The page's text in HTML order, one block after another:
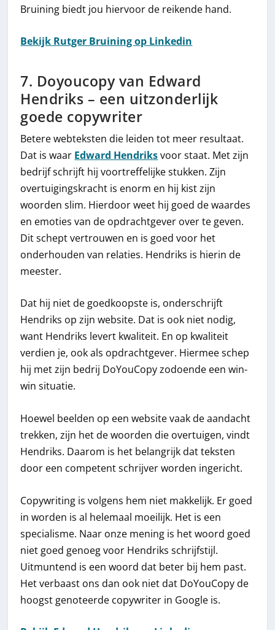
Bruining biedt jou hiervoor de reikende hand.
Bekijk Rutger Bruining op Linkedin
7. Doyoucopy van Edward
Hendriks – een uitzonderlijk
goede copywriter
Betere webteksten die leiden tot meer resultaat.
Dat is waar Edward Hendriksvoor staat. Met zijn
bedrijf schrijft hij voortreffelijke stukken. Zijn
overtuigingskracht is enorm en hij kist zijn
woorden slim. Hierdoor weet hij goed de waardes
en emoties van de opdrachtgever over te geven.
Dit schept vertrouwen en is goed voor het
onderhouden van relaties. Hendriks is hierin de
meester.
Dat hij niet de goedkoopste is, onderschrijft
Hendriks op zijn website. Dat is ook niet nodig,
want Hendriks levert kwaliteit. En op kwaliteit
verdien je, ook als opdrachtgever. Hiermee schep
hij met zijn bedrij DoYouCopy zodoende een win-
win situatie.
Hoewel beelden op een website vaak de aandacht
trekken, zijn het de woorden die overtuigen, vindt
Hendriks. Daarom is het belangrijk dat teksten
door een competent schrijver worden ingericht.
Copywriting is volgens hem niet makkelijk. Er goed
in worden is al helemaal moeilijk. Het is een
specialisme. Naar onze mening is het woord goed
niet goed genoeg voor Hendriks schrijfstijl.
Uitmuntend is een woord dat beter bij hem past.
Het verbaast ons dan ook niet dat DoYouCopy de
hoogst genoteerde copywriter in Google is.